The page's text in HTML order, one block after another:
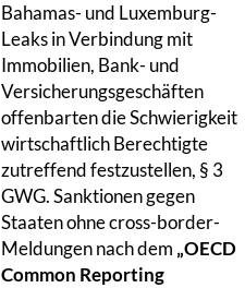
Bahamas- und Luxemburg-
Leaks in Verbindung mit
Immobilien, Bank- und
Versicherungsgeschäften
offenbarten die Schwierigkeit
wirtschaftlich Berechtigte
zutreffend festzustellen, § 3
GWG. Sanktionen gegen
Staaten ohne cross-border-
Meldungen nach dem „OECD
Common Reporting